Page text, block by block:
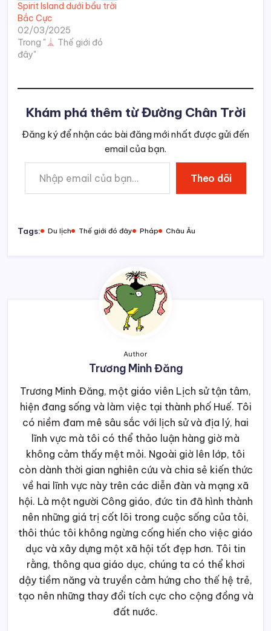
Spirit Island dưới bầu trời
Bắc Cực
02/03/2025
Trong "
Thế giới đó
đây"
Khám phá thêm từ Đường Chân Trời
Đăng ký để nhận các bài đăng mới nhất được gửi đến
email của bạn.
Nhập email của bạn…
Theo dõi
Tags: Du lịch Thế giới đó đây Pháp Châu Âu
Author
Trương Minh Đăng
Trương Minh Đăng, một giáo viên Lịch sử tận tâm,
hiện đang sống và làm việc tại thành phố Huế. Tôi
có niềm đam mê sâu sắc với lịch sử và địa lý, hai
lĩnh vực mà tôi có thể thảo luận hàng giờ mà
không cảm thấy mệt mỏi. Ngoài giờ lên lớp, tôi
còn dành thời gian nghiên cứu và chia sẻ kiến thức
về hai lĩnh vực này trên các diễn đàn và mạng xã
hội. Là một người Công giáo, đức tin đã hình thành
nên những giá trị cốt lõi trong cuộc sống của tôi,
thôi thúc tôi không ngừng cống hiến cho việc giáo
dục và xây dựng một xã hội tốt đẹp hơn. Tôi tin
rằng, thông qua giáo dục, chúng ta có thể khơi
dậy tiềm năng và truyền cảm hứng cho thế hệ trẻ,
tạo nên những thay đổi tích cực cho cộng đồng và
đất nước.